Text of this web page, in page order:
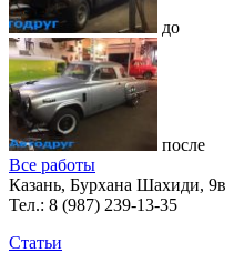
до
после
Все работы
Казань, Бурхана Шахиди, 9в
Тел.: 8 (987) 239-13-35
Статьи